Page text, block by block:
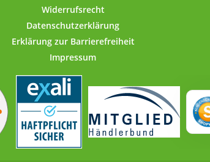
Widerrufsrecht
Datenschutzerklärung
Erklärung zur Barrierefreiheit
Impressum